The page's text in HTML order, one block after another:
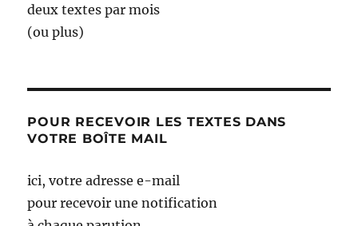
deux textes par mois
(ou plus)
POUR RECEVOIR LES TEXTES DANS
VOTRE BOÎTE MAIL
ici, votre adresse e-mail
pour recevoir une notification